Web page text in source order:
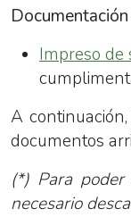
Impreso de
A
documentos
(*) Para poder
necesario